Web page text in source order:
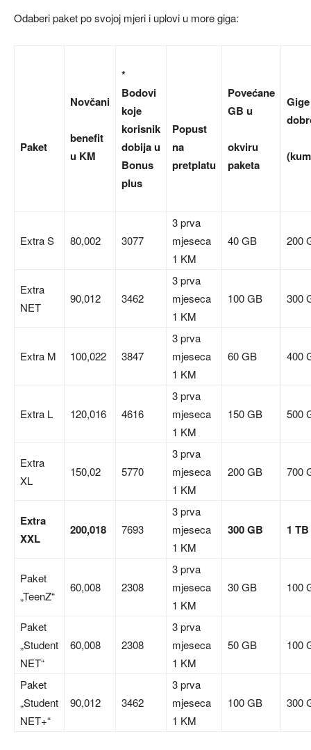
Odaberi paket po svojoj mjeri i uplovi u more giga:
Paket
Novčani
benefit
u KM
*
Bodovi
koje
korisnik
dobija u
Bonus
plus
Popust
na
pretplatu
Povećane
GB u
okviru
paketa
Gige
Extra S 80,002 3077
3 prva
mjeseca
1 KM
40 GB 200
Extra
NET
90,012 3462
3 prva
mjeseca
1 KM
100 GB 300
Extra M 100,022 3847
3 prva
mjeseca
1 KM
60 GB 400
Extra L 120,016 4616
3 prva
mjeseca
1 KM
150 GB 500
Extra
XL
150,02 5770
3 prva
mjeseca
1 KM
200 GB 700
Extra
XXL
200,018 7693
3 prva
mjeseca
1 KM
300 GB 1 TB
Paket
„TeenZ“
60,008 2308
3 prva
mjeseca
1 KM
30 GB 100
Paket
„Student
NET“
60,008 2308
3 prva
mjeseca
1 KM
50 GB 100
Paket
„Student
NET+“
90,012 3462
3 prva
mjeseca
1 KM
100 GB 300